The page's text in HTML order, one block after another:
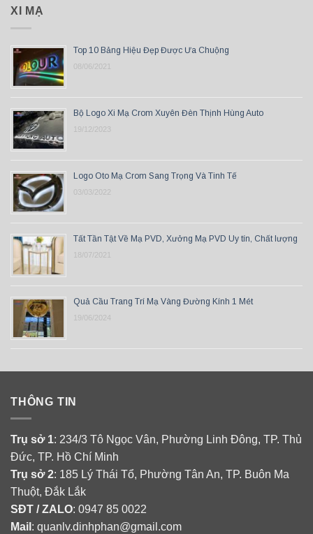
XI MẠ
Top 10 Bảng Hiệu Đẹp Được Ưa Chuộng
08/06/2021
Bộ Logo Xi Mạ Crom Xuyên Đèn Thịnh Hùng Auto
19/12/2023
Logo Oto Mạ Crom Sang Trọng Và Tinh Tế
03/03/2022
Tất Tần Tật Về Mạ PVD, Xưởng Mạ PVD Uy tín, Chất lượng
18/07/2021
Quả Cầu Trang Trí Mạ Vàng Đường Kính 1 Mét
19/06/2024
THÔNG TIN
Trụ sở 1: 234/3 Tô Ngọc Vân, Phường Linh Đông, TP. Thủ
Đức, TP. Hồ Chí Minh
Trụ sở 2: 185 Lý Thái Tổ, Phường Tân An, TP. Buôn Ma
Thuột, Đắk Lắk
SĐT / ZALO: 0947 85 0022
Mail : quanlv.dinhphan@gmail.com